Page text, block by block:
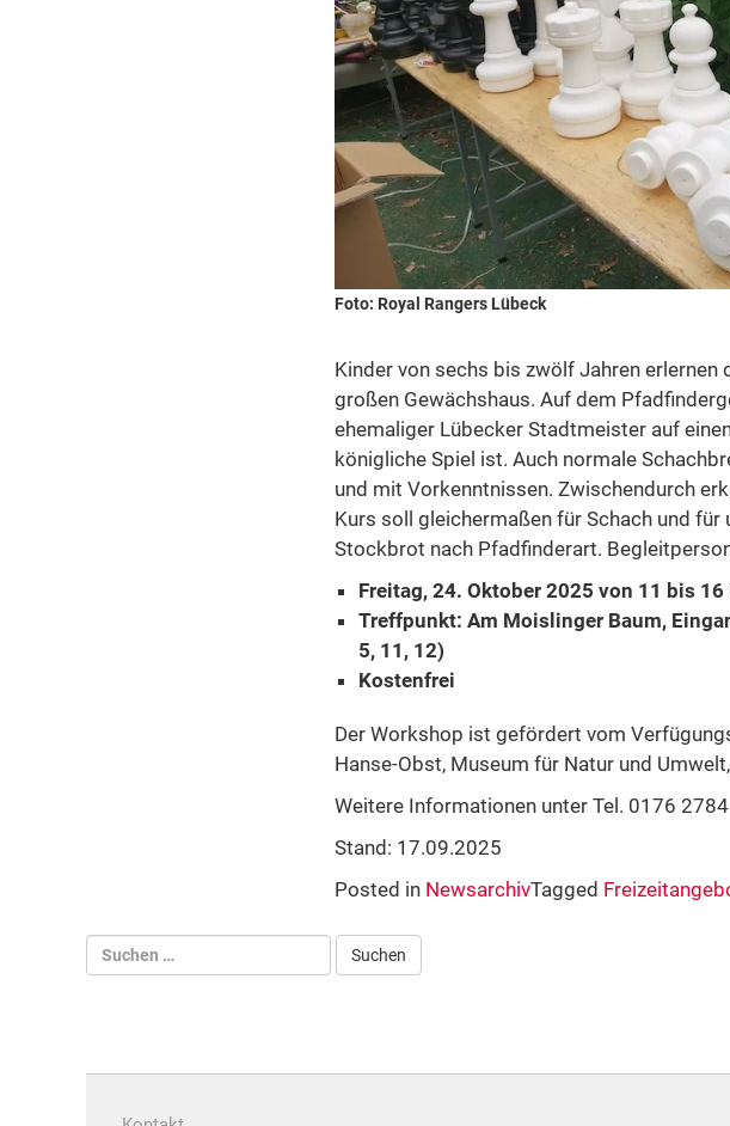
Foto: Royal Rangers Lübeck
Kinder von sechs bis zwölf Jahren
großen Gewächshaus. Auf dem
ehemaliger Lübecker Stadtmeister auf
königliche Spiel ist. Auch normale
und mit Vorkenntnissen. Zwischendurch
Kurs soll gleichermaßen für Schach und
Stockbrot nach Pfadfinderart.
Freitag, 24. Oktober 2025 von 11 bis 16
Treffpunkt: Am Moislinger Baum,
5, 11, 12)
Kostenfrei
Der Workshop ist gefördert vom
Hanse-Obst, Museum für Natur und
Weitere Informationen unter Tel. 0176
Stand: 17.09.2025
Posted in NewsarchivTagged